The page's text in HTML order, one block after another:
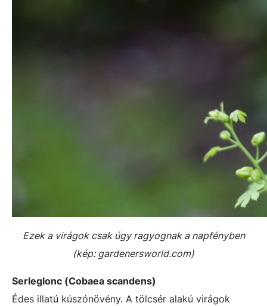
Ezek a virágok csak úgy ragyognak a napfényben
(kép: gardenersworld.com)
Serleglonc (Cobaea scandens)
Édes illatú kúszónövény. A tölcsér alakú virágok